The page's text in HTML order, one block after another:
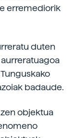
erremediorik
duten
badaude.
objektua